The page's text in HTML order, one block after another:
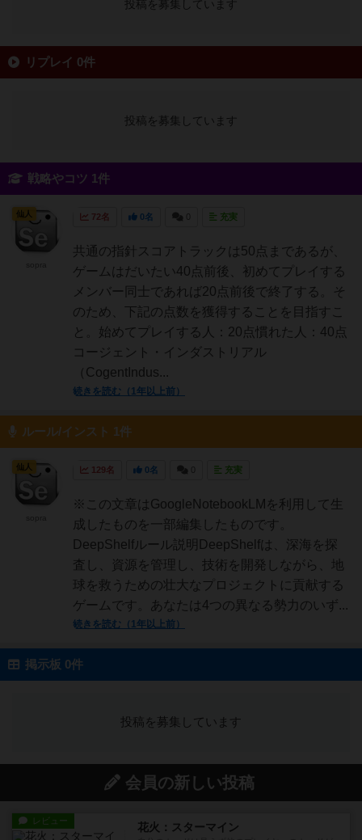
投稿を募集しています
リプレイ 0件
投稿を募集しています
戦略やコツ 1件
72名 0名 充実
共通の指針スコアトラックは50点まであるが、
ゲームはだいたい40点前後、初めてプレイする
メンバー同士であれば20点前後で終了する。そ
のため、下記の点数を獲得することを目指すこ
と。始めてプレイする人：20点慣れた人：40点
コージェント・インダストリアル
（CogentIndus...
続きを読む（1年以上前）
仙人
ルール/インスト 1件
129名 0名 充実
※この文章はGoogleNotebookLMを利用して生
成したものを一部編集したものです。
DeepShelfルール説明DeepShelfは、深海を探
査し、資源を管理し、技術を開発しながら、地
球を救うための壮大なプロジェクトに貢献する
ゲームです。あなたは4つの異なる勢力のいず...
続きを読む（1年以上前）
仙人
掲示板 0件
投稿を募集しています
会員の新しい投稿
レビュー 花火：スターマイン